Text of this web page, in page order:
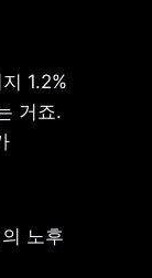
1.2%
거죠.
노후